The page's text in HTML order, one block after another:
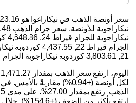
سعر أونصة الذهب في نيكاراغوا هو
نيكاراجوية للأونصة, سعر جرام الذهب
نيكاراجوية للجرام قيراط 24,
4,648.86
الجرام قيراط 22,
4,437.55 كوردوبه
21,
3,803.61 كوردوبه نيكاراجوية الجرام
لكل أونصة (+0.94%) مقارنةً
ارتفع بأكثر من